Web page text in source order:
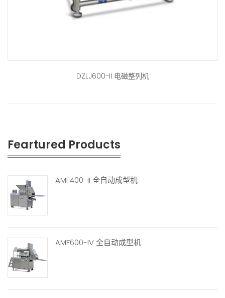
DZLJ600-II 电磁整列机
Feartured Products
AMF400-II 全自动成型机
AMF600-IV 全自动成型机